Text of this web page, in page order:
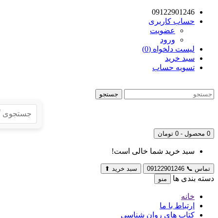
09122901246
حساب کاربری
عضویت
ورود
لیست دلخواه (0)
سبد خرید
تسویه حساب
جستجو
0 محصول - 0 تومان
سبد خرید شما خالی است!
تماس 📞
09122901246 سبد خرید ⬆
دسته بندی ها منو
خانه
ارتباط با ما
کتاب های روان شناسی